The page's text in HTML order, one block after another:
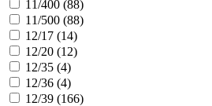
11/400 (88)
11/500 (88)
12/17 (14)
12/20 (12)
12/35 (4)
12/36 (4)
12/39 (166)